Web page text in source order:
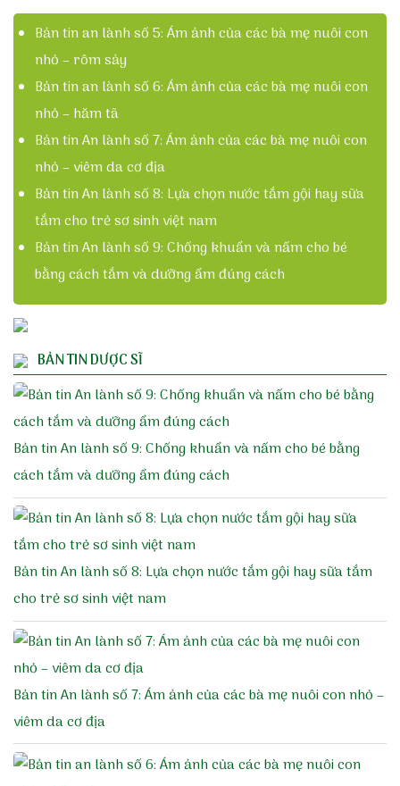
Bản tin an lành số 5: Ám ảnh của các bà mẹ nuôi con
nhỏ – rôm sảy
Bản tin an lành số 6: Ám ảnh của các bà mẹ nuôi con
nhỏ – hăm tã
Bản tin An lành số 7: Ám ảnh của các bà mẹ nuôi con
nhỏ – viêm da cơ địa
Bản tin An lành số 8: Lựa chọn nước tắm gội hay sữa
tắm cho trẻ sơ sinh việt nam
Bản tin An lành số 9: Chống khuẩn và nấm cho bé
bằng cách tắm và dưỡng ẩm đúng cách
BẢN TIN DƯỢC SĨ
Bản tin An lành số 9: Chống khuẩn và nấm cho bé bằng
cách tắm và dưỡng ẩm đúng cách
Bản tin An lành số 8: Lựa chọn nước tắm gội hay sữa tắm
cho trẻ sơ sinh việt nam
Bản tin An lành số 7: Ám ảnh của các bà mẹ nuôi con nhỏ –
viêm da cơ địa